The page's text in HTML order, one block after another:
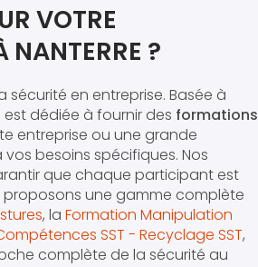
VOTRE
NANTERRE ?
en entreprise. Basée à
dédiée à fournir des formations
entreprise ou une grande
besoins spécifiques. Nos
que chaque participant est
une gamme complète
, la Formation Manipulation
SST - Recyclage SST,
complète de la sécurité au